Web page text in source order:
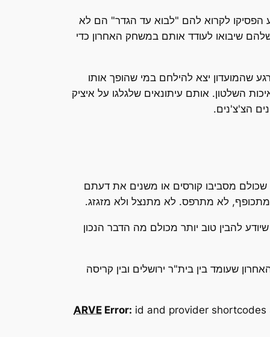
הפסיקו לקרוא להם "לבוא עד הגדר" הם לא
שיבואו לעודד אותם במשחק האחרון כדי
שהמועדון יצא להילחם במי שהופך אותו
השלטון. אותם עיתונאים שלגלגו על איציק
הצ'צ'נים.
מסביבו קורסים או משנים את דעתם
מתכופף, לא מתרפס. לא מתנצל ולא מזגזג.
להבין טוב יותר מכולם מה הדבר הנכון
שעומד בין בית"ר ירושלים ובין קריסה
ARVE Error: id and provider